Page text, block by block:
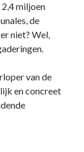
2,4 miljoen
de
niet? Wel,
van de
en concreet